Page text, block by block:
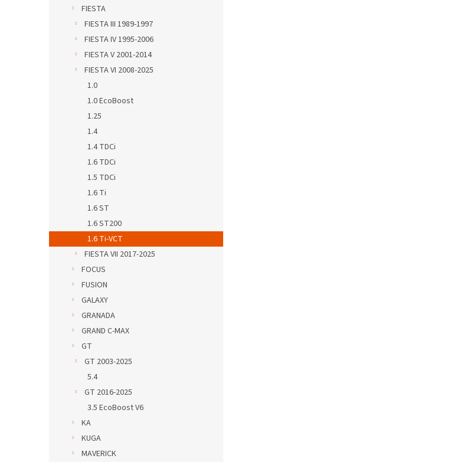
FIESTA
FIESTA III 1989-1997
FIESTA IV 1995-2006
FIESTA V 2001-2014
FIESTA VI 2008-2025
1.0
1.0 EcoBoost
1.25
1.4
1.4 TDCi
1.6 TDCi
1.5 TDCi
1.6 Ti
1.6 ST
1.6 ST200
1.6 Ti-VCT
FIESTA VII 2017-2025
FOCUS
FUSION
GALAXY
GRANADA
GRAND C-MAX
GT
GT 2003-2025
5.4
GT 2016-2025
3.5 EcoBoost V6
KA
KUGA
MAVERICK